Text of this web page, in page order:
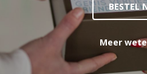
BESTEL
Meer